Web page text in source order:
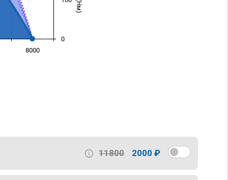
8000
0
11800 2000 ₽